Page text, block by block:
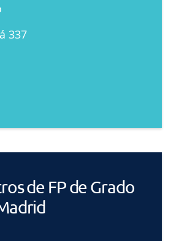
337
de FP de Grado